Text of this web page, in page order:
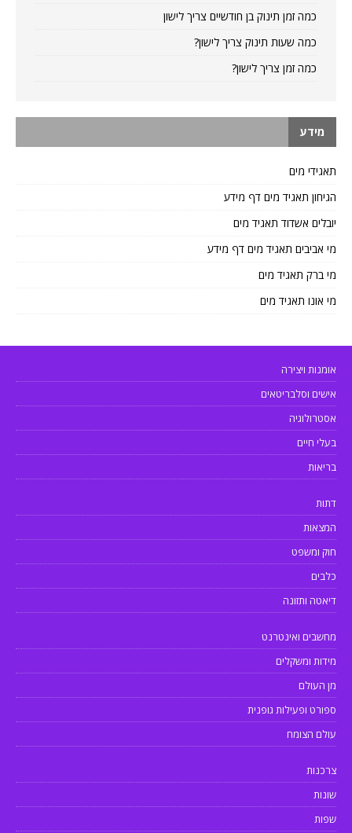
כמה זמן תינוק בן חודשיים צריך לישון
כמה שעות תינוק צריך לישון?
כמה זמן צריך לישון?
מידע
תאגידי מים
הגיחון תאגיד מים דף מידע
יובלים אשדוד תאגיד מים
מי אביבים תאגיד מים דף מידע
מי ברק תאגיד מים
מי אונו תאגיד מים
אומנות ויצירה
אישים וסלבריטאים
אסטרולוגיה
בעלי חיים
בריאות
דתות
המצאות
חוק ומשפט
כלבים
דיאטה ותזונה
מחשבים ואינטרנט
מידות ומשקלים
מן העולם
ספורט ופעילות גופנית
עולם הצומח
צרכנות
שונות
שפות